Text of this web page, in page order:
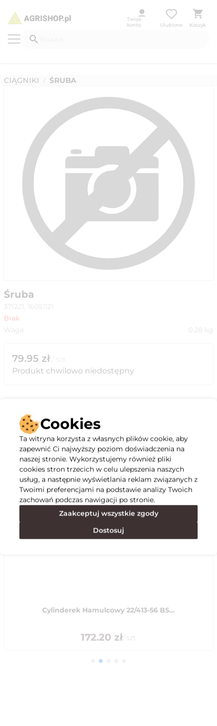
Twoje
konto
Ulubione Koszyk
CIĄGNIKI / ŚRUBA
Śruba
371221, 16051121
Brak
Waga
0.28 kg
79.95 zł
Produkt chwilowo niedostępny
Opis
Specyfikacja
Polecane
Cylinderek Hamulcowy 22/413-56 B5...
172.20 zł/ szt
Cookies
Ta witryna korzysta z własnych plików cookie, aby
zapewnić Ci najwyższy poziom doświadczenia na
naszej stronie. Wykorzystujemy również pliki
cookies stron trzecich w celu ulepszenia naszych
usług, a następnie wyświetlania reklam związanych z
Twoimi preferencjami na podstawie analizy Twoich
zachowań podczas nawigacji po stronie.
Zaakceptuj wszystkie zgody
Dostosuj